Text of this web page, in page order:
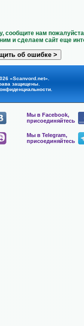
сообщите нам
и сделаем сайт еще
«Scanvord.net».
защищены.
.
Мы в Facebook,
присоединяйтесь
Мы в Telegram,
присоединяйтесь